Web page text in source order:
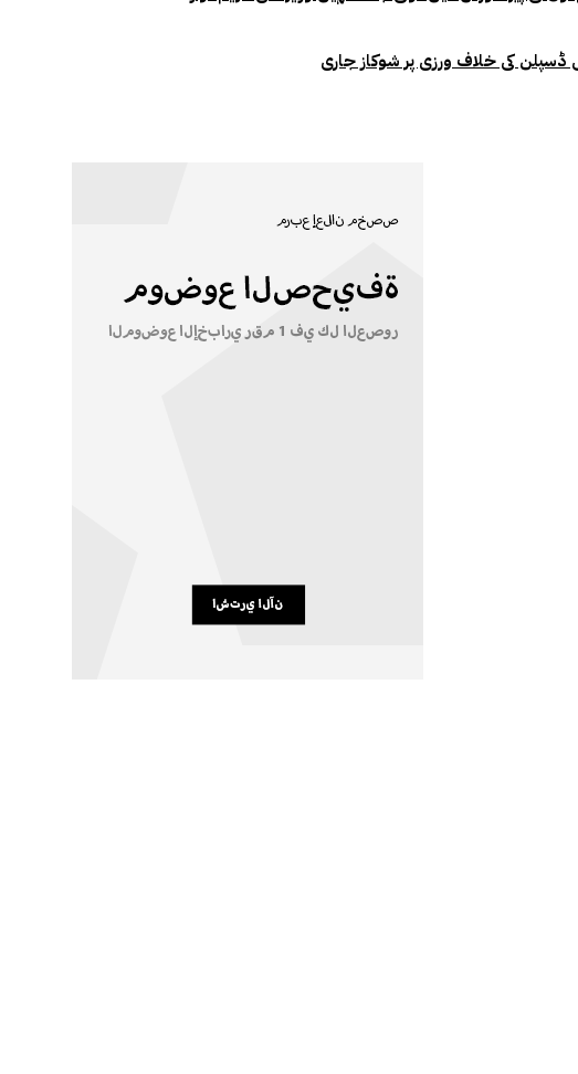
ڈسپلن کی خلاف ورزی پر شوکاز جاری